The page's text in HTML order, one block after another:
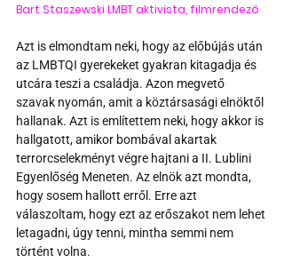
Bart Staszewski LMBT aktivista, filmrendező
Azt is elmondtam neki, hogy az előbújás után
az LMBTQI gyerekeket gyakran kitagadja és
utcára teszi a családja. Azon megvető
szavak nyomán, amit a köztársasági elnöktől
hallanak. Azt is említettem neki, hogy akkor is
hallgatott, amikor bombával akartak
terrorcselekményt végre hajtani a II. Lublini
Egyenlőség Meneten. Az elnök azt mondta,
hogy sosem hallott erről. Erre azt
válaszoltam, hogy ezt az erőszakot nem lehet
letagadni, úgy tenni, mintha semmi nem
történt volna.